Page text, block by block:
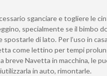
sganciare e togliere le
specialmente se il bimbo
spostarle di lato. Per l’uso in
come lettino per tempi
breve Navetta in macchina, le
in auto, rimontarle.